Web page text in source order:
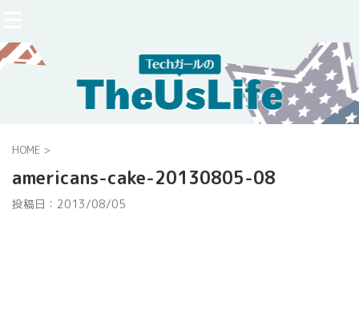
HOME >
americans-cake-20130805-08
投稿日： 2013/08/05